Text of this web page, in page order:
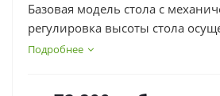
Базовая модель стола с
регулировка высоты стола
вручную, без нагрузки, в
Подробнее